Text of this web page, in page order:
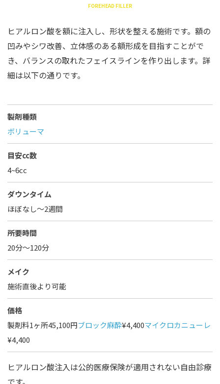
FOREHEAD FILLER
ヒアルロン酸を額に注入し、形状を整える施術です。額の
凹みやシワ改善、立体感のある額形成を目指すことがで
き、バランスの取れたフェイスラインを作り出します。詳
細は以下の通りです。
製剤種類
ボリューマ
目安cc数
4~6cc
ダウンタイム
ほぼなし〜2週間
所要時間
20分～120分
メイク
施術直後より可能
価格
製剤料1ヶ所45,100円ブロック麻酔¥4,400マイクロカニューレ
¥4,400
ヒアルロン酸注入は公的医療保険が適用されない自由診療
です。